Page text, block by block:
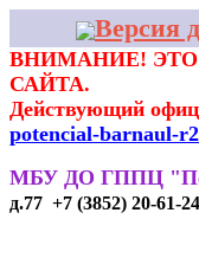
Версия
ВНИМАНИЕ!
САЙТА.
Действующий
potencial-barnaul-
МБУ ДО ГППЦ
д.77 +7 (3852) 20-61-